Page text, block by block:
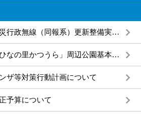
【入札情報】勝浦町防災行政無線（同報系）更新整備実施設計業務
【公園整備】道の駅「ひなの里かつうら」周辺公園基本整備計画を策定しました
ザ等対策行動計画について
予算について